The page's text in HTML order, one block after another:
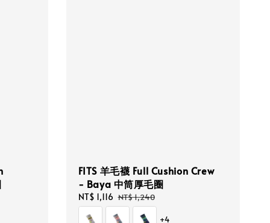
FITS 羊毛襪 Full Cushion Crew
- Baya 中筒厚毛圈
Sale
price
NT$ 1,116 Regular
price
NT$ 1,240
+4